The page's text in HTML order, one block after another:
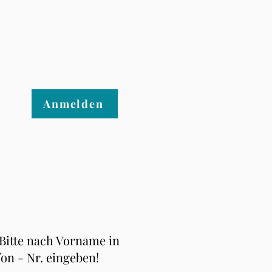
Anmelden
nach Vorname in
- Nr. eingeben!